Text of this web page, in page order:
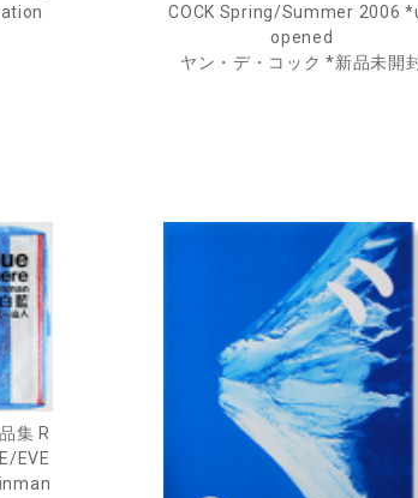
COCK Spring/Summer 2006
opened
ヤン・デ・コック *新品未開
集 R
EVE